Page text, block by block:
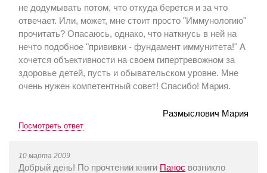
не додумывать потом, что откуда берется и за что
отвечает. Или, может, мне стоит просто "Иммунологию"
прочитать? Опасаюсь, однако, что наткнусь в ней на
нечто подобное "прививки - фундамент иммунитета!" А
хочется объективности на своем гипертревожном за
здоровье детей, пусть и обывательском уровне. Мне
очень нужен компетентный совет! Спасибо! Мария.
Размыслович Мария
Посмотреть ответ
10 марта 2009
Добрый день! По прочтении книги Панос возникло